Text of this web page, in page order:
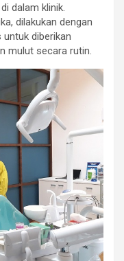
dalam klinik.
dilakukan dengan
diberikan
mulut secara rutin.